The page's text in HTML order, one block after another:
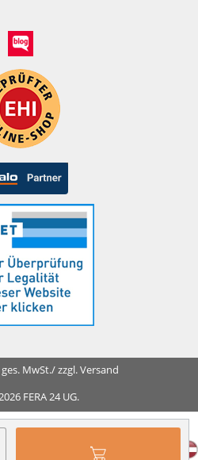
MwSt./ zzgl. Versand
FERA 24 UG.